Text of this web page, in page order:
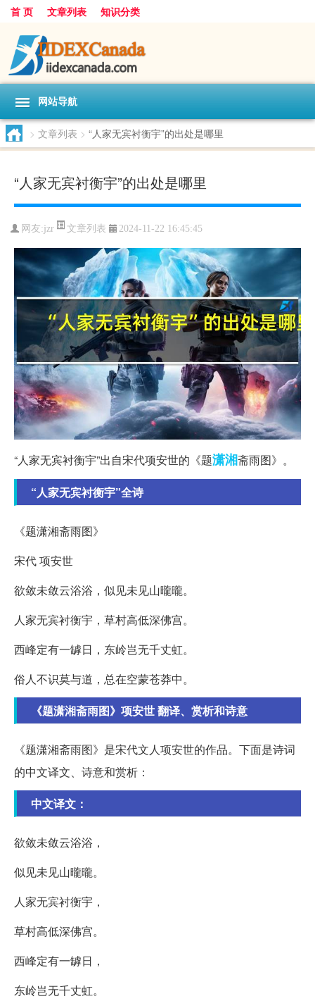
首 页 文章列表 知识分类
网站导航
> 文章列表 > “人家无宾衬衡宇”的出处是哪里
“人家无宾衬衡宇”的出处是哪里
网友:jzr 文章列表 2024-11-22 16:45:45
“人家无宾衬衡宇”出自宋代项安世的《题潇湘斋雨图》。
“人家无宾衬衡宇”全诗
《题潇湘斋雨图》
宋代 项安世
欲敛未敛云浴浴，似见未见山曨曨。
人家无宾衬衡宇，草村高低深佛宫。
西峰定有一罅日，东岭岂无千丈虹。
俗人不识莫与道，总在空蒙苍莽中。
《题潇湘斋雨图》项安世 翻译、赏析和诗意
《题潇湘斋雨图》是宋代文人项安世的作品。下面是诗词
的中文译文、诗意和赏析：
中文译文：
欲敛未敛云浴浴，
似见未见山曨曨。
人家无宾衬衡宇，
草村高低深佛宫。
西峰定有一罅日，
东岭岂无千丈虹。